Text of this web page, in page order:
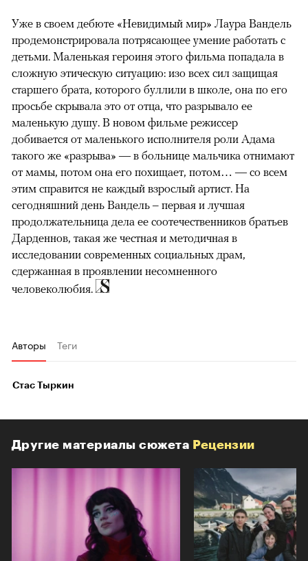
Уже в своем дебюте «Невидимый мир» Лаура Вандель
продемонстрировала потрясающее умение работать с
детьми. Маленькая героиня этого фильма попадала в
сложную этическую ситуацию: изо всех сил защищая
старшего брата, которого буллили в школе, она по его
просьбе скрывала это от отца, что разрывало ее
маленькую душу. В новом фильме режиссер
добивается от маленького исполнителя роли Адама
такого же «разрыва» — в больнице мальчика отнимают
от мамы, потом она его похищает, потом… — со всем
этим справится не каждый взрослый артист. На
сегодняшний день Вандель – первая и лучшая
продолжательница дела ее соотечественников братьев
Дарденнов, такая же честная и методичная в
исследовании современных социальных драм,
сдержанная в проявлении несомненного
человеколюбия.
Авторы Теги
Стас Тыркин
Другие материалы сюжета Рецензии